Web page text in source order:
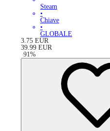
Steam
•
Chiave
•
GLOBALE
3.75 EUR
39.99 EUR
-91 %